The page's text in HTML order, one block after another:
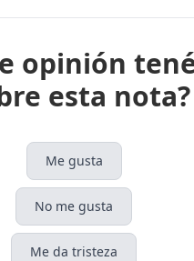
opinión
esta nota?
Me gusta
No me gusta
Me da tristeza